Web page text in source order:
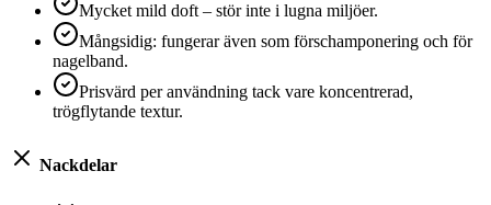
Mycket mild doft – stör inte i lugna miljöer.
Mångsidig: fungerar även som förschamponering och för
nagelband.
Prisvärd per användning tack vare koncentrerad,
trögflytande textur.
Nackdelar